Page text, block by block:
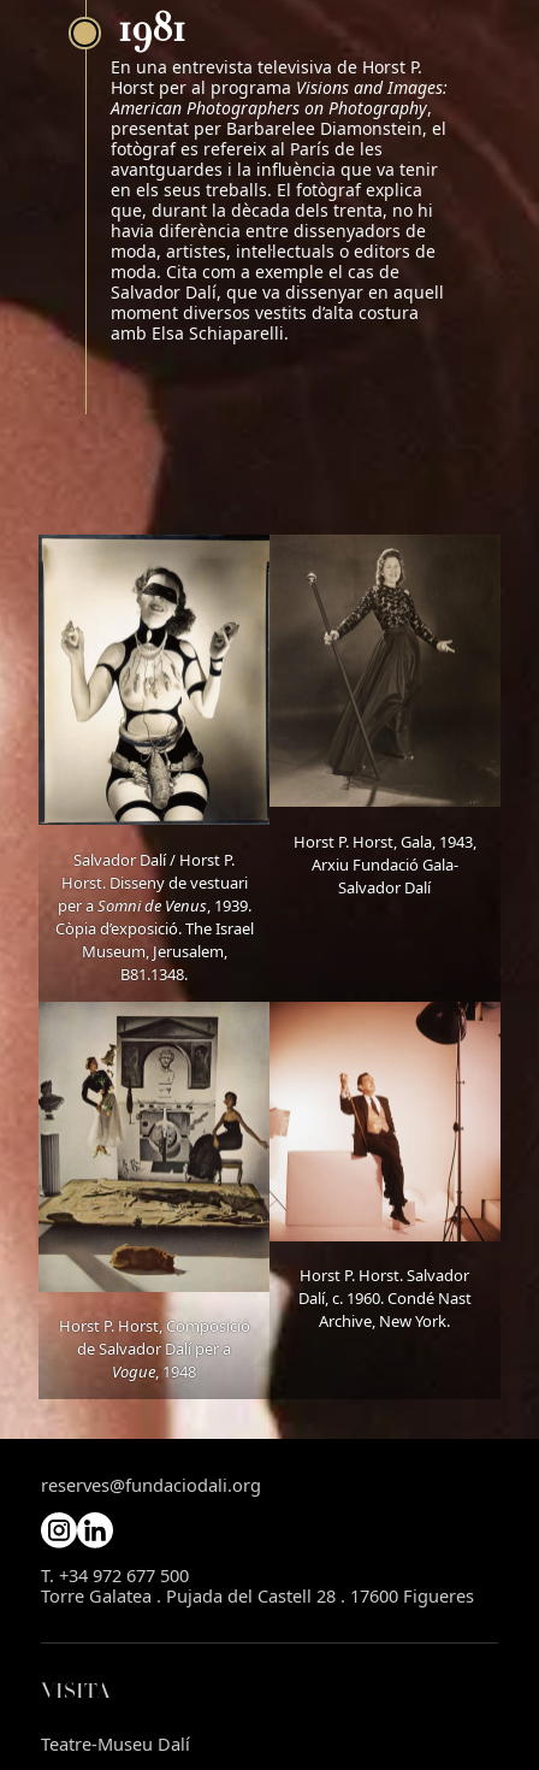
1981
En una entrevista televisiva de Horst P.
Horst per al programa Visions and Images:
American Photographers on Photography,
presentat per Barbarelee Diamonstein, el
fotògraf es refereix al París de les
avantguardes i la influència que va tenir
en els seus treballs. El fotògraf explica
que, durant la dècada dels trenta, no hi
havia diferència entre dissenyadors de
moda, artistes, intel·lectuals o editors de
moda. Cita com a exemple el cas de
Salvador Dalí, que va dissenyar en aquell
moment diversos vestits d’alta costura
amb Elsa Schiaparelli.
Salvador Dalí / Horst P.
Horst. Disseny de vestuari
per aSomni de Venus, 1939.
Còpia d’exposició. The Israel
Museum, Jerusalem,
B81.1348.
Horst P. Horst, Gala, 1943,
Arxiu Fundació Gala-
Salvador Dalí
Horst P. Horst, Composició
de Salvador Dalí per a
Vogue, 1948
Horst P. Horst. Salvador
Dalí, c. 1960. Condé Nast
Archive, New York.
reserves@fundaciodali.org
T. +34 972 677 500
Torre Galatea . Pujada del Castell 28 . 17600 Figueres
VISITA
Teatre-Museu Dalí